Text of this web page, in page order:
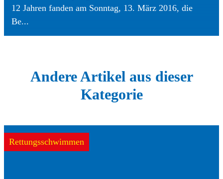
12 Jahren fanden am Sonntag, 13. März 2016, die
Be...
Andere Artikel aus dieser
Kategorie
Rettungsschwimmen